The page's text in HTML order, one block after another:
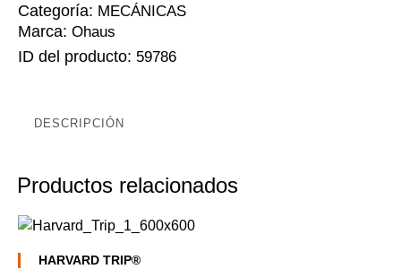
Categoría: MECÁNICAS
Marca: Ohaus
ID del producto: 59786
DESCRIPCIÓN
Productos relacionados
HARVARD TRIP®